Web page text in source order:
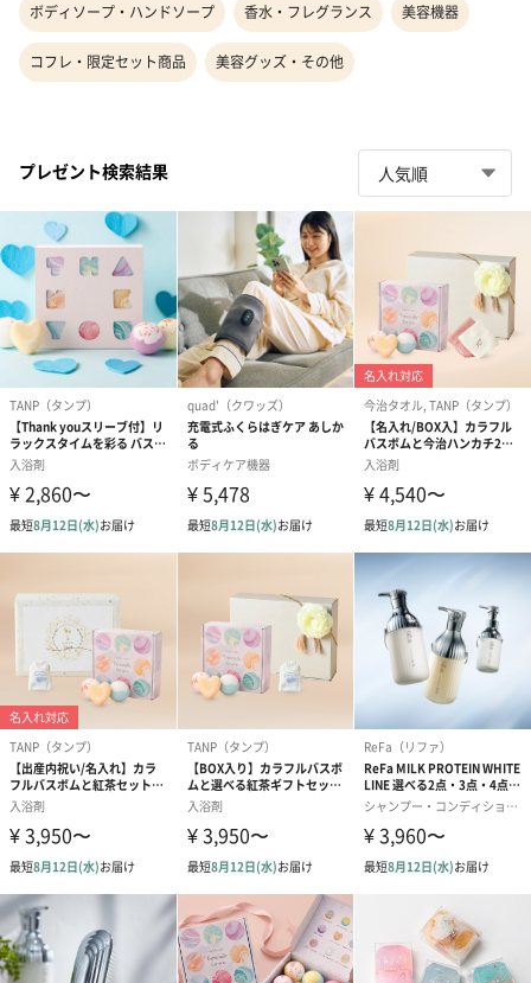
ボディソープ・ハンドソープ 香水・フレグランス 美容機器
コフレ・限定セット商品 美容グッズ・その他
プレゼント検索結果